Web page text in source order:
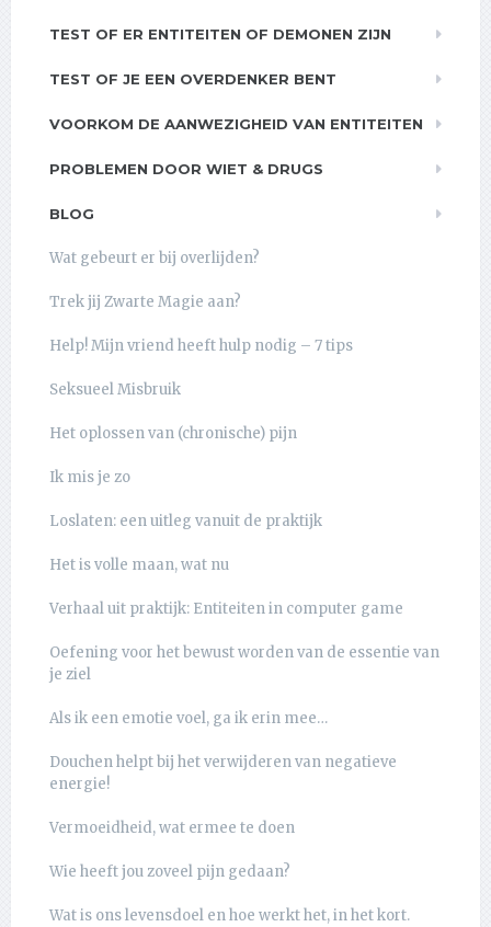
TEST OF ER ENTITEITEN OF DEMONEN ZIJN
TEST OF JE EEN OVERDENKER BENT
VOORKOM DE AANWEZIGHEID VAN ENTITEITEN
PROBLEMEN DOOR WIET & DRUGS
BLOG
Wat gebeurt er bij overlijden?
Trek jij Zwarte Magie aan?
Help! Mijn vriend heeft hulp nodig – 7 tips
Seksueel Misbruik
Het oplossen van (chronische) pijn
Ik mis je zo
Loslaten: een uitleg vanuit de praktijk
Het is volle maan, wat nu
Verhaal uit praktijk: Entiteiten in computer game
Oefening voor het bewust worden van de essentie van
je ziel
Als ik een emotie voel, ga ik erin mee…
Douchen helpt bij het verwijderen van negatieve
energie!
Vermoeidheid, wat ermee te doen
Wie heeft jou zoveel pijn gedaan?
Wat is ons levensdoel en hoe werkt het, in het kort.